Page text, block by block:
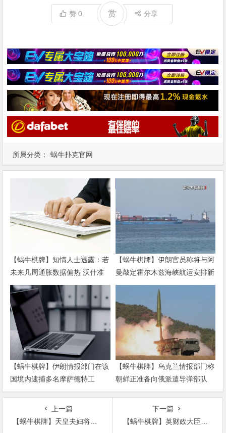
所属分类： 蜗牛扑克官网
赞0 赏 分享
【蜗牛棋牌】知情人士透露：若
未来几周通胀数据偏热 沃什准
备好加息
【蜗牛棋牌】伊朗官员称将与阿
曼敲定霍尔木兹海峡航运安排新
协议
【蜗牛棋牌】伊朗情报部门在该
国境内逮捕多名摩萨德特工
【蜗牛棋牌】乌克兰情报部门称
朝鲜正准备向俄派遣导弹部队
上一篇
【蜗牛棋牌】天皇夫妇将如何安享“退休”生活?英媒：或难适应
下一篇
【蜗牛棋牌】英财政大臣称议会或表决是否二次“脱欧”公投